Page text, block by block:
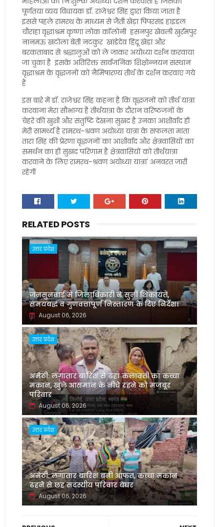
पूर्णतया व्यय विधायक डॉ. राजेश्वर सिंह द्वारा किया जाता है
इससे पहले रामरथ के माध्यम से जैती खेड़ा पिपरसंड हाइडल
चौराहा वृद्धाश्रम कृष्णा लोक कॉलोनी हसनपुर खेवली खुर्रमपुर
नानमऊ खटोला बेंती नटकुर खांडेदेव हिंदू खेड़ा और
बरकताबाद से श्रद्धालुओं को ले जाकर अयोध्या दर्शन करवाया
जा चुका है इसके अतिरिक्त सार्वजनिक शिक्षोन्नयन संस्थान
वृद्धाश्रम के वृद्धजनों को नैमिषारण्य तीर्थ के दर्शन करवाए गये
हैं
इस बारे में डॉ. राजेश्वर सिंह कहना है कि वृद्धजनों को तीर्थ यात्रा
करवाना मेरा सौभाग्य है तीर्थयात्रा के दौरान वरिष्ठजनों के
चेहरे की खुशी और संतुष्टि देखना सुखद है उनका आशीर्वाद ही
मेरी सामर्थ्य है रामरथ-श्रवण अयोध्या यात्रा के सफलता माता
तारा सिंह की प्रेरणा वृद्धजनों का आशीर्वाद और क्षेत्रवासियों का
समर्थन का ही सुखद परिणाम है क्षेत्रवासियों को तीर्थयात्रा
करवाने के लिए रामरथ-श्रवण अयोध्या यात्रा' अनवरत जारी
रहेगी
RELATED POSTS
उत्तर प्रदेश
जनसुनवाई में जिलाधिकारी ने सुनीं शिकायतें,
समयबद्ध व गुणवत्तापूर्ण निस्तारण के दिए निर्देश।
August 06, 2026
उत्तर प्रदेश
अमेठी: लगातार बारिश से ढहा कलावती का कच्चा
मकान, खुले आसमान के नीचे रहने को मजबूर
परिवार
August 06, 2026
उत्तर प्रदेश
अमेठी: लगातार बारिश बनी आफत, कच्चा मकान
ढहने से छह सदस्यीय परिवार बेघर
August 06, 2026